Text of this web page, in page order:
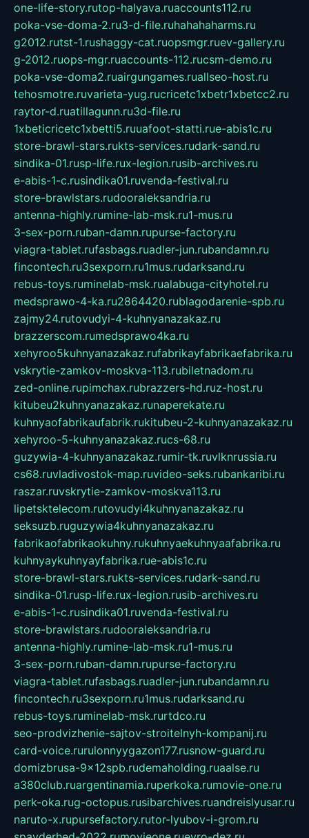
one-life-story.rutop-halyava.ruaccounts112.ru
poka-vse-doma-2.ru3-d-file.ruhahahaharms.ru
g2012.rutst-1.rushaggy-cat.ruopsmgr.ruev-gallery.ru
g-2012.ruops-mgr.ruaccounts-112.rucsm-demo.ru
poka-vse-doma2.ruairgungames.ruallseo-host.ru
tehosmotre.ruvarieta-yug.rucricetc1xbetr1xbetcc2.ru
raytor-d.ruatillagunn.ru3d-file.ru
1xbeticricetc1xbetti5.ruuafoot-statti.rue-abis1c.ru
store-brawl-stars.rukts-services.rudark-sand.ru
sindika-01.rusp-life.rux-legion.rusib-archives.ru
e-abis-1-c.rusindika01.ruvenda-festival.ru
store-brawlstars.rudooraleksandria.ru
antenna-highly.rumine-lab-msk.ru1-mus.ru
3-sex-porn.ruban-damn.rupurse-factory.ru
viagra-tablet.rufasbags.ruadler-jun.rubandamn.ru
fincontech.ru3sexporn.ru1mus.rudarksand.ru
rebus-toys.ruminelab-msk.rualabuga-cityhotel.ru
medsprawo-4-ka.ru2864420.rublagodarenie-spb.ru
zajmy24.rutovudyi-4-kuhnyanazakaz.ru
brazzerscom.rumedsprawo4ka.ru
xehyroo5kuhnyanazakaz.rufabrikayfabrikaefabrika.ru
vskrytie-zamkov-moskva-113.rubiletnadom.ru
zed-online.rupimchax.rubrazzers-hd.ruz-host.ru
kitubeu2kuhnyanazakaz.runaperekate.ru
kuhnyaofabrikaufabrik.rukitubeu-2-kuhnyanazakaz.ru
xehyroo-5-kuhnyanazakaz.rucs-68.ru
guzywia-4-kuhnyanazakaz.rumir-tk.ruvlknrussia.ru
cs68.ruvladivostok-map.ruvideo-seks.rubankaribi.ru
raszar.ruvskrytie-zamkov-moskva113.ru
lipetsktelecom.rutovudyi4kuhnyanazakaz.ru
seksuzb.ruguzywia4kuhnyanazakaz.ru
fabrikaofabrikaokuhny.rukuhnyaekuhnyaafabrika.ru
kuhnyaykuhnyayfabrika.rue-abis1c.ru
store-brawl-stars.rukts-services.rudark-sand.ru
sindika-01.rusp-life.rux-legion.rusib-archives.ru
e-abis-1-c.rusindika01.ruvenda-festival.ru
store-brawlstars.rudooraleksandria.ru
antenna-highly.rumine-lab-msk.ru1-mus.ru
3-sex-porn.ruban-damn.rupurse-factory.ru
viagra-tablet.rufasbags.ruadler-jun.rubandamn.ru
fincontech.ru3sexporn.ru1mus.rudarksand.ru
rebus-toys.ruminelab-msk.rurtdco.ru
seo-prodvizhenie-sajtov-stroitelnyh-kompanij.ru
card-voice.rurulonnyygazon177.rusnow-guard.ru
domizbrusa-9x12spb.rudemaholding.ruaalse.ru
a380club.ruargentinamia.ruperkoka.rumovie-one.ru
perk-oka.rug-octopus.rusibarchives.ruandreislyusar.ru
naruto-x.rupursefactory.rutor-lyubov-i-grom.ru